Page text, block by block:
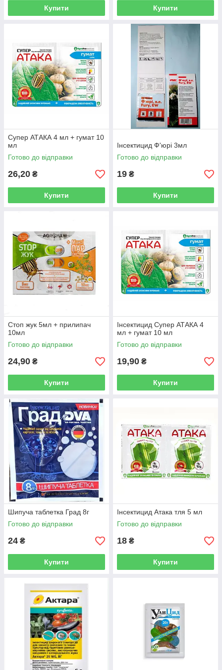
Купити Купити
Супер АТАКА 4 мл + гумат 10
мл
Готово до відправки
26,20 ₴
Купити
Інсектицид Ф'юрі 3мл
Готово до відправки
19 ₴
Купити
Стоп жук 5мл + прилипач
10мл
Готово до відправки
24,90 ₴
Купити
Інсектицид Супер АТАКА 4
мл + гумат 10 мл
Готово до відправки
19,90 ₴
Купити
Шипуча таблетка Град 8г
Готово до відправки
24 ₴
Купити
Інсектицид Атака тля 5 мл
Готово до відправки
18 ₴
Купити